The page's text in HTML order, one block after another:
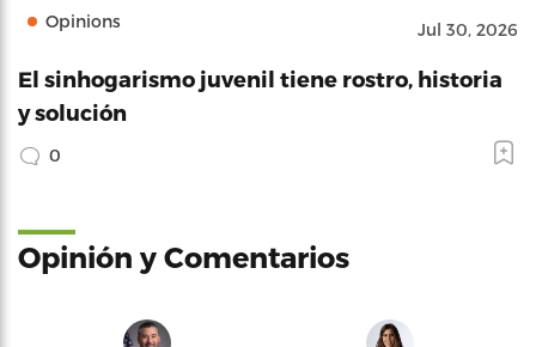
Opinions Jul 30, 2026
El sinhogarismo juvenil tiene rostro, historia
y solución
0
Opinión y Comentarios